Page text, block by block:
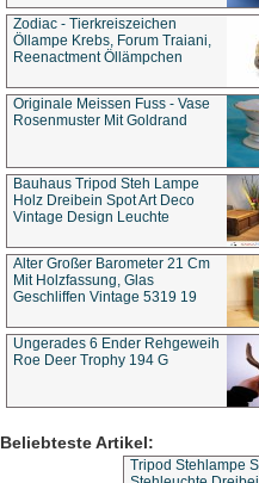
Zodiac - Tierkreiszeichen
Öllampe Krebs, Forum Traiani,
Reenactment Öllämpchen
Originale Meissen Fuss - Vase
Rosenmuster Mit Goldrand
Bauhaus Tripod Steh Lampe
Holz Dreibein Spot Art Deco
Vintage Design Leuchte
Alter Großer Barometer 21 Cm
Mit Holzfassung, Glas
Geschliffen Vintage 5319 19
Ungerades 6 Ender Rehgeweih
Roe Deer Trophy 194 G
Beliebteste Artikel:
Tripod Stehlampe